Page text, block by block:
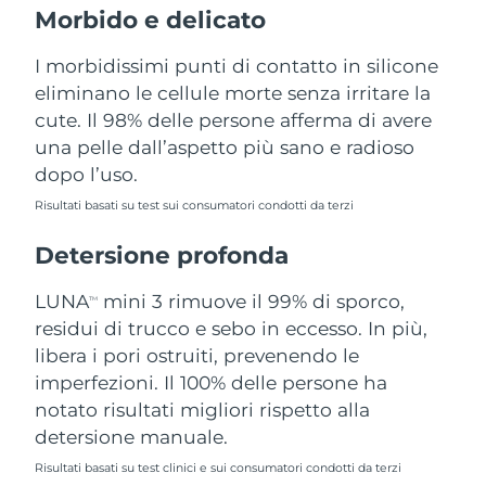
Morbido e delicato
I morbidissimi punti di contatto in silicone
eliminano le cellule morte senza irritare la
cute. Il 98% delle persone afferma di avere
una pelle dall’aspetto più sano e radioso
dopo l’uso.
Risultati basati su test sui consumatori condotti da terzi
Detersione profonda
LUNATM
mini 3 rimuove il 99% di sporco,
residui di trucco e sebo in eccesso. In più,
libera i pori ostruiti, prevenendo le
imperfezioni. Il 100% delle persone ha
notato risultati migliori rispetto alla
detersione manuale.
Risultati basati su test clinici e sui consumatori condotti da terzi
Filippine Consegna stimata
Polonia Consegna stimata11/08/2026
Portogallo Consegna stimata10/08/2026
Portorico
Romania Consegna stimata 10/08/2026
Russia Consegna stimata18/08/2026
Arabia Saudita